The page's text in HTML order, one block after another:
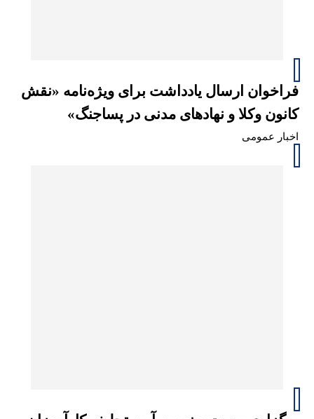
فراخوان ارسال یادداشت برای ویژه‌نامه «نقش
کانون وکلا و نهادهای مدنی در پساجنگ»
اخبار عمومی